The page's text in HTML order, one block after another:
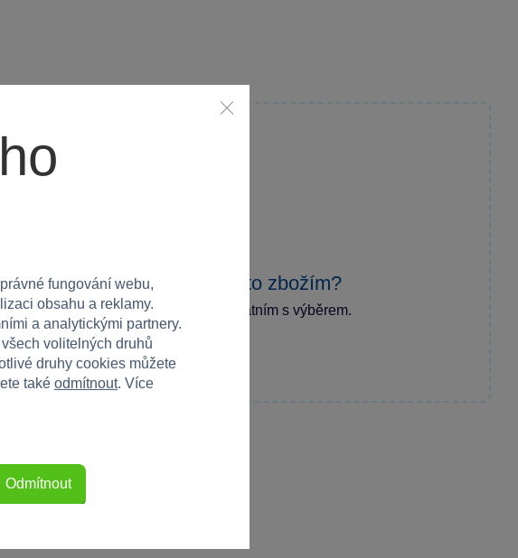
Máte zkušenost s tímto zbožím?
Napište recenzi a pomozte ostatním s výběrem.
fungování webu,
obsahu a reklamy.
a analytickými partnery.
volitelných druhů
druhy cookies můžete
také odmítnout. Více
Odmítnout